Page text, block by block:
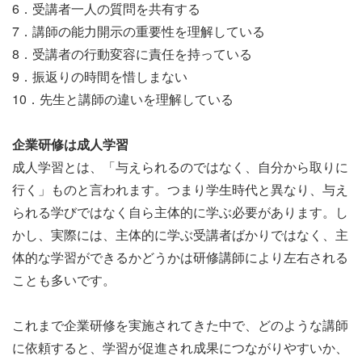
6．受講者一人の質問を共有する
7．講師の能力開示の重要性を理解している
8．受講者の行動変容に責任を持っている
9．振返りの時間を惜しまない
10．先生と講師の違いを理解している
企業研修は成人学習
成人学習とは、「与えられるのではなく、自分から取りに
行く」ものと言われます。つまり学生時代と異なり、与え
られる学びではなく自ら主体的に学ぶ必要があります。し
かし、実際には、主体的に学ぶ受講者ばかりではなく、主
体的な学習ができるかどうかは研修講師により左右される
ことも多いです。
これまで企業研修を実施されてきた中で、どのような講師
に依頼すると、学習が促進され成果につながりやすいか、